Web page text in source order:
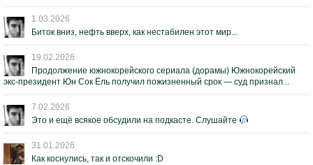
1.03.2026
Биток вниз, нефть вверх, как нестабилен этот мир...
19.02.2026
Продолжение южнокорейского сериала (дорамы) Южнокорейский
экс-президент Юн Сок Ёль получил пожизненный срок — суд признал...
7.02.2026
Это и ещё всякое обсудили на подкасте. Слушайте
31.01.2026
Как коснулись, так и отскочили :D